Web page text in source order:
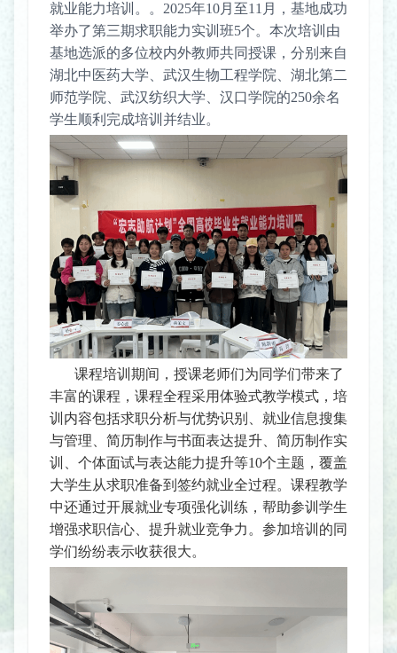
就业能力培训。。2025年10月至11月，基地成功
举办了第三期求职能力实训班5个。 本次培训由
基地选派的多位校内外教师共同授课， 分别来自
湖北中医药大学、武汉生物工程学院、湖北第二
师范学院、武汉纺织大学、汉口学院的250余名
学生顺利完成培训并结业。
课程培训期间， 授课老师们为同学们带来了
丰富的课程，课程全程采用体验式教学模式，培
训内容包括求职分析与优势识别、就业信息搜集
与管理、简历制作与书面表达提升 、简历制作实
训、 个体面试与表达能力提升等10个主题，覆盖
大学生从求职准备到签约就业全过程。课程教学
中还通过开展就业专项强化训练，帮助参训学生
增强求职信心、提升就业竞争力。参加培训的同
学们纷纷表示收获很大。